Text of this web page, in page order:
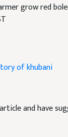
and have